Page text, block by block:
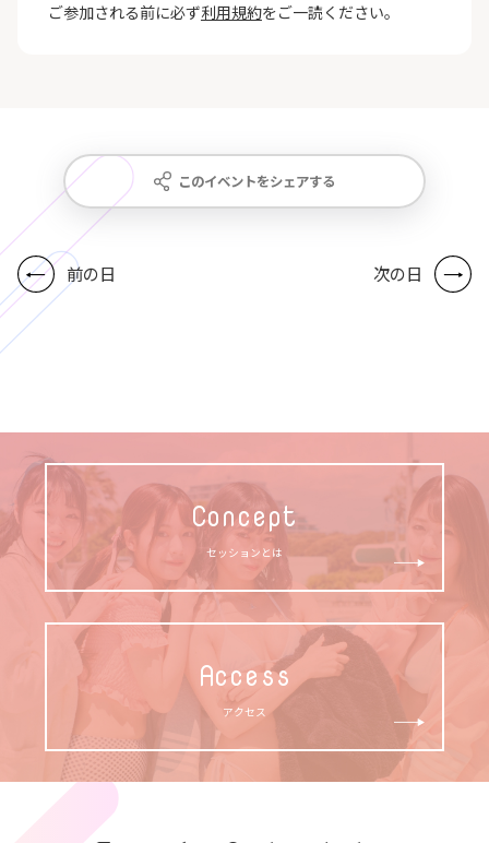
ご参加される前に必ず利用規約をご一読ください。
このイベントをシェアする
前の日 次の日
Concept
セッションとは
Access
アクセス